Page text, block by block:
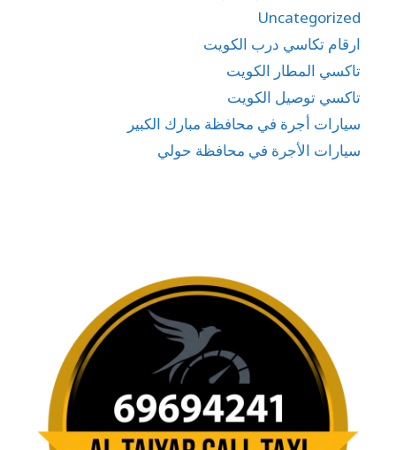
Uncategorized
ارقام تكاسي درب الكويت
تاكسي المطار الكويت
تاكسي توصيل الكويت
سيارات أجرة في محافظة مبارك الكبير
سيارات الأجرة في محافظة حولي